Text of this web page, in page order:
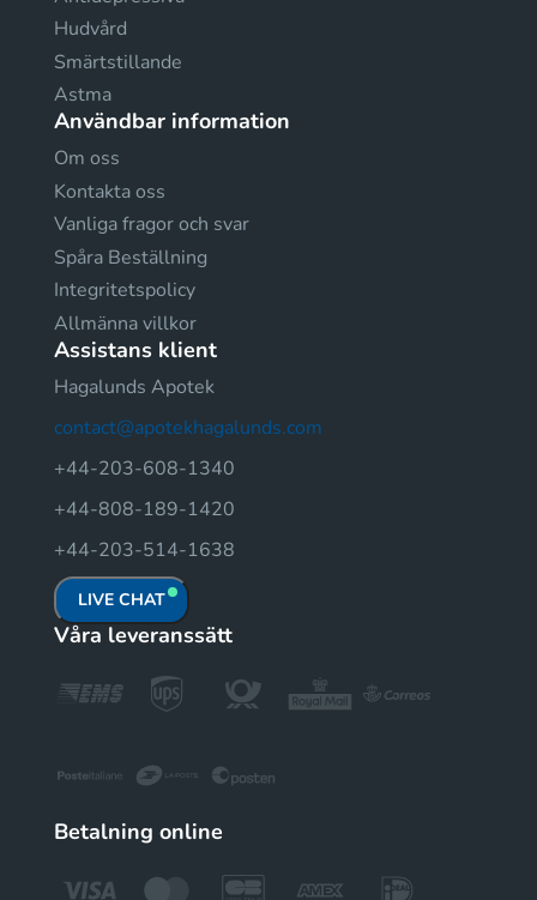
Hudvård
Smärtstillande
Astma
Användbar information
Om oss
Kontakta oss
Vanliga fragor och svar
Spåra Beställning
Integritetspolicy
Allmänna villkor
Assistans klient
Hagalunds Apotek
contact@apotekhagalunds.com
+44-203-608-1340
+44-808-189-1420
+44-203-514-1638
LIVE CHAT
Våra leveranssätt
Betalning online